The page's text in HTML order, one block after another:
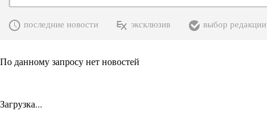
последние новости эксклюзив выбор редакции
По данному запросу нет новостей
Загрузка...